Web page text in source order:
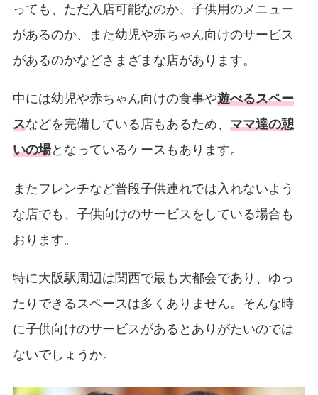
っても、ただ入店可能なのか、子供用のメニュー
があるのか、また幼児や赤ちゃん向けのサービス
があるのかなどさまざまな店があります。
中には幼児や赤ちゃん向けの食事や遊べるスペー
スなどを完備している店もあるため、 ママ達の憩
いの場となっているケースもあります。
またフレンチなど普段子供連れでは入れないよう
な店でも、子供向けのサービスをしている場合も
おります。
特に大阪駅周辺は関西で最も大都会であり、ゆっ
たりできるスペースは多くありません。そんな時
に子供向けのサービスがあるとありがたいのでは
ないでしょうか。